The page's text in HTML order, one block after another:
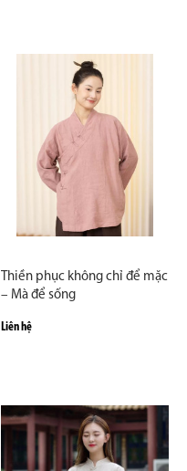
Thiền phục không chỉ để mặc
– Mà để sống
Liên hệ